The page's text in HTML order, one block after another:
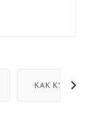
КАК КУПИТЬ